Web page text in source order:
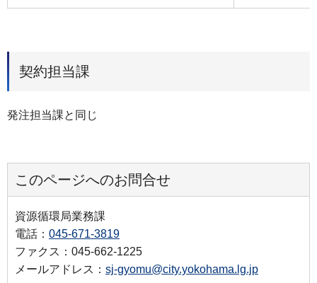
契約担当課
発注担当課と同じ
このページへのお問合せ
資源循環局業務課
電話： 045-671-3819
ファクス：045-662-1225
メールアドレス： sj-gyomu@city.yokohama.lg.jp